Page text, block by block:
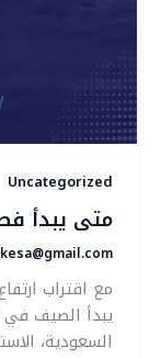
Uncategorized
متى يبدأ فصل
مع اقتراب
يبدأ الصيف
السعودية،